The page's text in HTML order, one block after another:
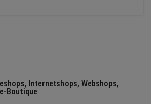
Internetshops, Webshops,
Boutique